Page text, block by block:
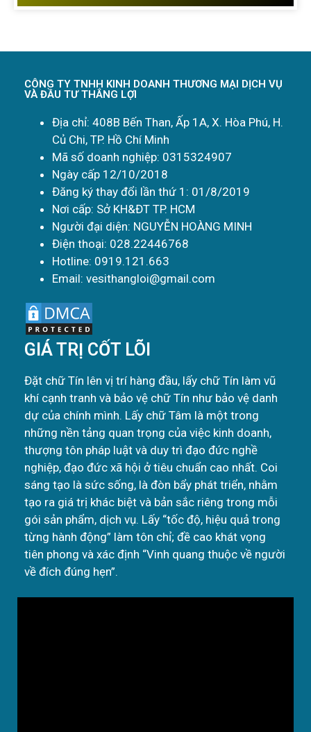
CÔNG TY TNHH KINH DOANH THƯƠNG MẠI DỊCH VỤ
VÀ ĐẦU TƯ THẮNG LỢI
Địa chỉ: 408B Bến Than, Ấp 1A, X. Hòa Phú, H.
Củ Chi, TP. Hồ Chí Minh
Mã số doanh nghiệp: 0315324907
Ngày cấp 12/10/2018
Đăng ký thay đổi lần thứ 1: 01/8/2019
Nơi cấp: Sở KH&ĐT TP. HCM
Người đại diện: NGUYỄN HOÀNG MINH
Điện thoại: 028.22446768
Hotline: 0919.121.663
Email: vesithangloi@gmail.com
GIÁ TRỊ CỐT LÕI
Đặt chữ Tín lên vị trí hàng đầu, lấy chữ Tín làm vũ
khí cạnh tranh và bảo vệ chữ Tín như bảo vệ danh
dự của chính mình. Lấy chữ Tâm là một trong
những nền tảng quan trọng của việc kinh doanh,
thượng tôn pháp luật và duy trì đạo đức nghề
nghiệp, đạo đức xã hội ở tiêu chuẩn cao nhất. Coi
sáng tạo là sức sống, là đòn bẩy phát triển, nhằm
tạo ra giá trị khác biệt và bản sắc riêng trong mỗi
gói sản phẩm, dịch vụ. Lấy “tốc độ, hiệu quả trong
từng hành động” làm tôn chỉ; đề cao khát vọng
tiên phong và xác định “Vinh quang thuộc về người
về đích đúng hẹn”.